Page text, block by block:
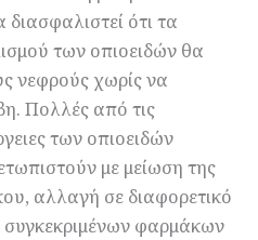
ότι τα
των οπιοειδών θα
νεφρούς χωρίς να
Πολλές από τις
των οπιοειδών
με μείωση της
αλλαγή σε διαφορετικό
συγκεκριμένων φαρμάκων